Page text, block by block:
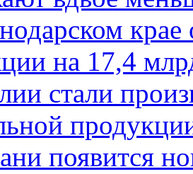
крае
на 17,4
стали
появится